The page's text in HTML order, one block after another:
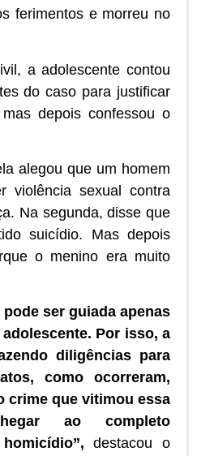
ferimentos e morreu no
a adolescente contou
do caso para justificar
depois confessou o
alegou que um homem
violência sexual contra
Na segunda, disse que
suicídio. Mas depois
o menino era muito
ser guiada apenas
Por isso, a
diligências para
como ocorreram,
crime que vitimou essa
ao completo
destacou o